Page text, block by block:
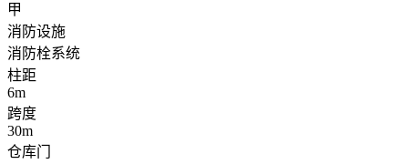
甲
消防设施
消防栓系统
柱距
6m
跨度
30m
仓库门